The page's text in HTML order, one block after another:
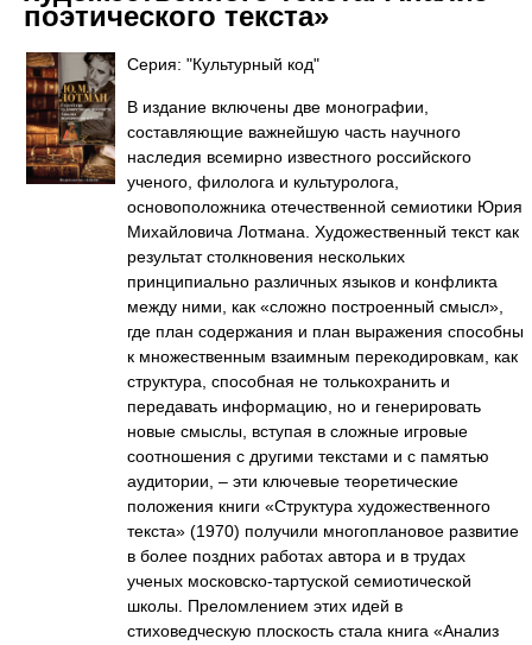
поэтического текста»
Серия: "Культурный код"
В издание включены две монографии,
составляющие важнейшую часть научного
наследия всемирно известного российского
ученого, филолога и культуролога,
основоположника отечественной семиотики Юрия
Михайловича Лотмана. Художественный текст как
результат столкновения нескольких
принципиально различных языков и конфликта
между ними, как «сложно построенный смысл»,
где план содержания и план выражения способны
к множественным взаимным перекодировкам, как
структура, способная не толькохранить и
передавать информацию, но и генерировать
новые смыслы, вступая в сложные игровые
соотношения с другими текстами и с памятью
аудитории, – эти ключевые теоретические
положения книги «Структура художественного
текста» (1970) получили многоплановое развитие
в более поздних работах автора и в трудах
ученых московско-тартуской семиотической
школы. Преломлением этих идей в
стиховедческую плоскость стала книга «Анализ